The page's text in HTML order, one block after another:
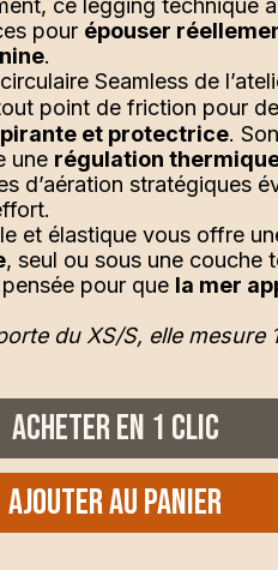
ce legging technique
pour épouser
.
Seamless de
point de friction pour
et protectrice.
une régulation
d’aération stratégiques
et élastique vous offre
, seul ou sous une couche
pour que la mer
du XS/S, elle mesure
Acheter en 1 clic
Ajouter au panier